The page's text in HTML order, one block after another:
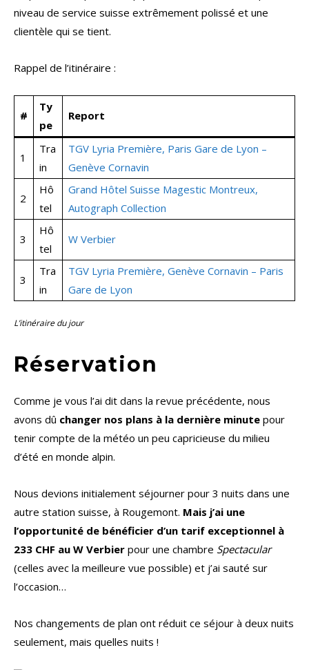
niveau de service suisse extrêmement polissé et une
clientèle qui se tient.
Rappel de l’itinéraire :
#
Ty
pe
Report
1
Tra
in
TGV Lyria Première, Paris Gare de Lyon –
Genève Cornavin
2
Hô
tel
Grand Hôtel Suisse Magestic Montreux,
Autograph Collection
3
Hô
tel
W Verbier
3
Tra
in
TGV Lyria Première, Genève Cornavin – Paris
Gare de Lyon
L’itinéraire du jour
Réservation
Comme je vous l’ai dit dans la revue précédente, nous
avons dû changer nos plans à la dernière minute pour
tenir compte de la météo un peu capricieuse du milieu
d’été en monde alpin.
Nous devions initialement séjourner pour 3 nuits dans une
autre station suisse, à Rougemont. Mais j’ai une
l’opportunité de bénéficier d’un tarif exceptionnel à
233 CHF au W Verbier pour une chambre Spectacular
(celles avec la meilleure vue possible) et j’ai sauté sur
l’occasion…
Nos changements de plan ont réduit ce séjour à deux nuits
seulement, mais quelles nuits !